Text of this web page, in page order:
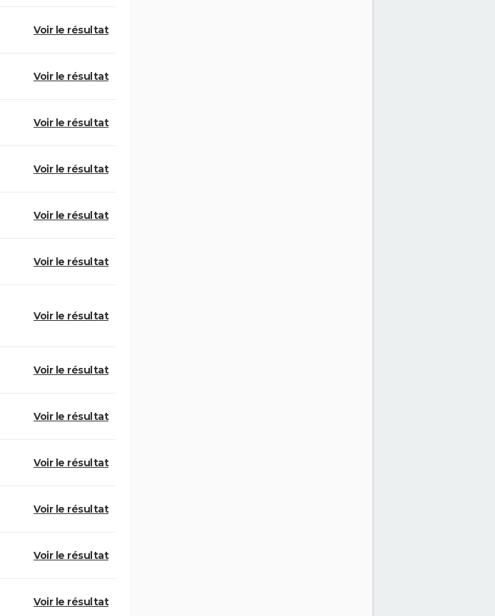
Voir le résultat
Voir le résultat
Voir le résultat
Voir le résultat
Voir le résultat
Voir le résultat
Voir le résultat
Voir le résultat
Voir le résultat
Voir le résultat
Voir le résultat
Voir le résultat
Voir le résultat